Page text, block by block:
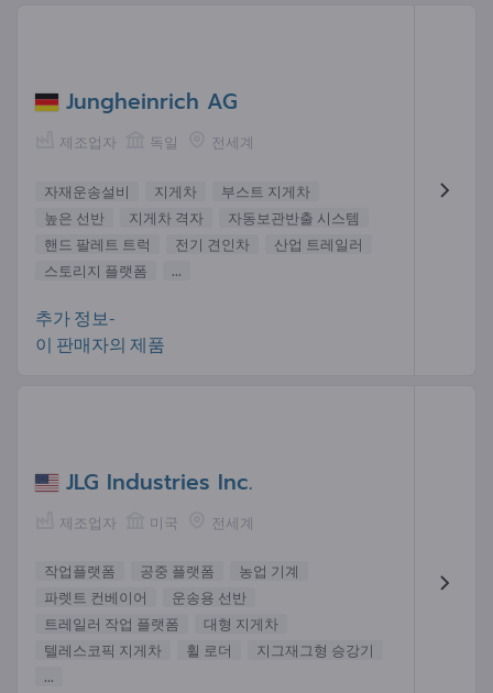
Jungheinrich AG
제조업자 독일 전세계
자재운송설비 지게차
부스트 지게차
높은 선반
지게차 격자
자동보관반출 시스템
핸드 팔레트 트럭
전기 견인차
산업 트레일러
스토리지 플랫폼
...
추가 정보-
이 판매자의 제품
JLG Industries Inc.
제조업자 미국 전세계
작업플랫폼 공중 플랫폼
농업 기계
파렛트 컨베이어
운송용 선반
트레일러 작업 플랫폼
대형 지게차
텔레스코픽 지게차
휠 로더
지그재그형 승강기
...